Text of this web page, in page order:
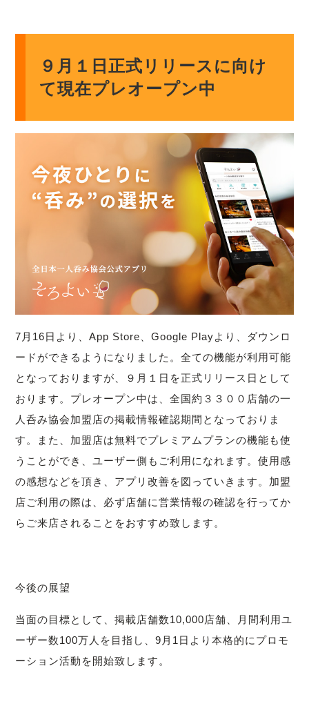
９月１日正式リリースに向け
て現在プレオープン中
7月16日より、App Store、Google Playより、ダウンロ
ードができるようになりました。全ての機能が利用可能
となっておりますが、９月１日を正式リリース日として
おります。プレオープン中は、全国約３３００店舗の一
人呑み協会加盟店の掲載情報確認期間となっておりま
す。また、加盟店は無料でプレミアムプランの機能も使
うことができ、ユーザー側もご利用になれます。使用感
の感想などを頂き、アプリ改善を図っていきます。加盟
店ご利用の際は、必ず店舗に営業情報の確認を行ってか
らご来店されることをおすすめ致します。
今後の展望
当面の目標として、掲載店舗数10,000店舗、月間利用ユ
ーザー数100万人を目指し、9月1日より本格的にプロモ
ーション活動を開始致します。